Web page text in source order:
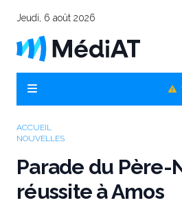
Jeudi, 6 août 2026
ACCUEIL
NOUVELLES
Parade du Père-
réussite à Amos